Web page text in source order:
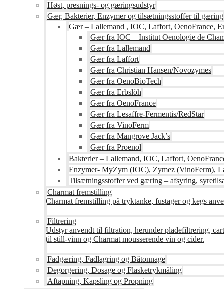
Høst, presnings- og gæringsudstyr
Gær, Bakterier, Enzymer og tilsætningsstoffer til gæring
Gær – Lallemand , IOC, Laffort, OenoFrance,
Gær fra IOC – Institut Oenologie de
Gær fra Lallemand
Gær fra Laffort
Gær fra Christian Hansen/Novozymes
Gær fra OenoBioTech
Gær fra Erbslöh
Gær fra OenoFrance
Gær fra Lesaffre-Fermentis/RedStar
Gær fra VinoFerm
Gær fra Mangrove Jack’s
Gær fra Proenol
Bakterier – Lallemand, IOC, Laffort,
Enzymer- MyZym (IOC), Zymez (VinoFerm),
Tilsætningsstoffer ved gæring – afsyring,
Charmat fremstilling
Charmat fremstilling på tryktanke, fustager og kegs
Filtrering
Udstyr anvendt til filtration, herunder pladefiltrering,
til still-vinn og Charmat mousserende vin og cider.
Fadgæring, Fadlagring og Bâtonnage
Degorgering, Dosage og Flasketrykmåling
Aftapning, Kapsling og Propning